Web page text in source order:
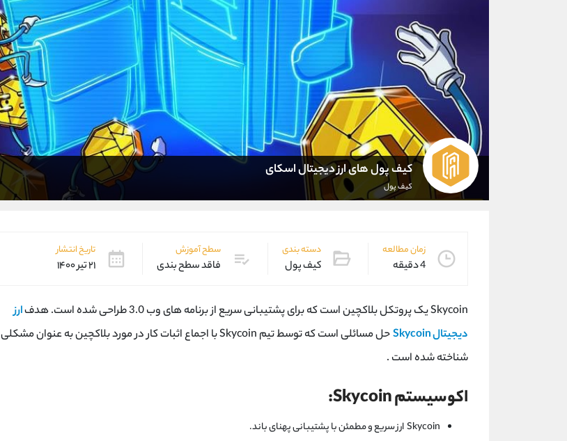
کیف پول های ارز دیجیتال اسکای
کیف پول
زمان مطالعه
4 دقیقه
دسته بندی
کیف پول
سطح آموزش
فاقد سطح بندی
تاریخ انتشار
۲۱ تیر ۱۴۰۰
Skycoin یک پروتکل بلاکچین است که برای پشتیبانی سریع از برنامه های وب 3.0 طراحی شده است. هدف
ارز
دیجیتال Skycoin
حل مسائلی است که توسط تیم Skycoin با اجماع اثبات کار در مورد بلاکچین به عنوان مشکلی
شناخته شده است .
اکوسیستم Skycoin:
Skycoin ارز سریع و مطمئن با پشتیبانی پهنای باند.